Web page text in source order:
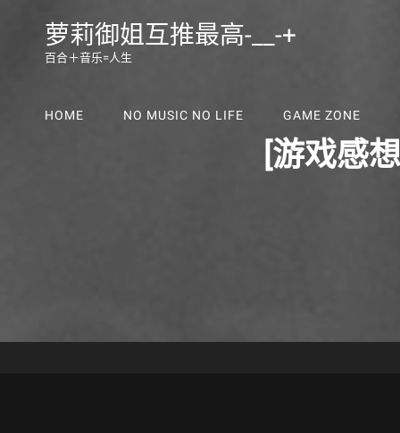
萝莉御姐互推最高-__-+
百合＋音乐=人生
HOME NO MUSIC NO LIFE GAME ZONE
[游戏感